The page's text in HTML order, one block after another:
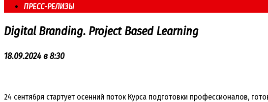
ПРЕСС-РЕЛИЗЫ
Digital Branding. Project Based Learning
18.09.2024 в 8:30
24 сентября стартует осенний поток Курса подготовки профессионалов,